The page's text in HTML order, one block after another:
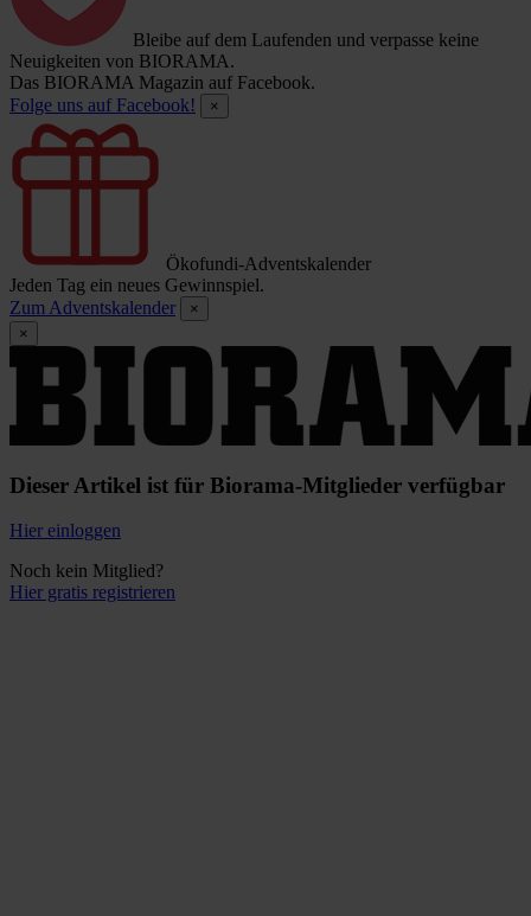
Bleibe auf dem Laufenden und verpasse keine
Neuigkeiten von BIORAMA.
Das BIORAMA Magazin auf Facebook.
Folge uns auf Facebook!
×
Ökofundi-Adventskalender
Jeden Tag ein neues Gewinnspiel.
Zum Adventskalender
×
×
Dieser Artikel ist für Biorama-Mitglieder verfügbar
Hier einloggen
Noch kein Mitglied?
Hier gratis registrieren